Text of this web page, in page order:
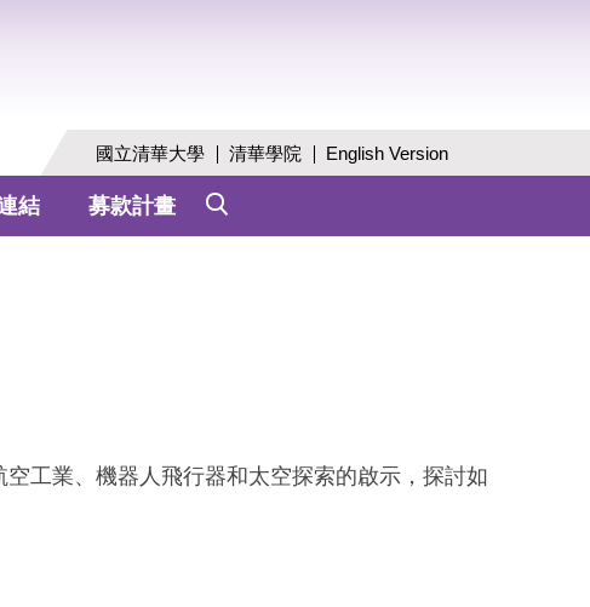
國立清華大學 清華學院 English Version
結 募款計畫
工業、機器人飛行器和太空探索的啟示，探討如